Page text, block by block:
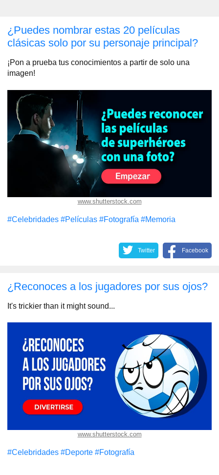
¿Puedes nombrar estas 20 películas
clásicas solo por su personaje principal?
¡Pon a prueba tus conocimientos a partir de solo una
imagen!
www.shutterstock.com
#Celebridades #Películas #Fotografía #Memoria
Twitter Facebook
¿Reconoces a los jugadores por sus ojos?
It's trickier than it might sound...
www.shutterstock.com
#Celebridades #Deporte #Fotografía